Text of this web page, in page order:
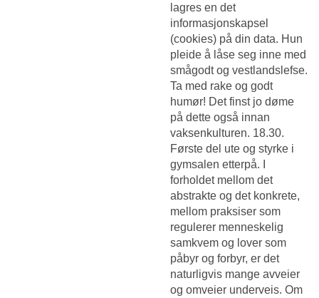
lagres en det
informasjonskapsel
(cookies) på din data. Hun
pleide å låse seg inne med
smågodt og vestlandslefse.
Ta med rake og godt
humør! Det finst jo døme
på dette også innan
vaksenkulturen. 18.30.
Første del ute og styrke i
gymsalen etterpå. I
forholdet mellom det
abstrakte og det konkrete,
mellom praksiser som
regulerer menneskelig
samkvem og lover som
påbyr og forbyr, er det
naturligvis mange avveier
og omveier underveis. Om